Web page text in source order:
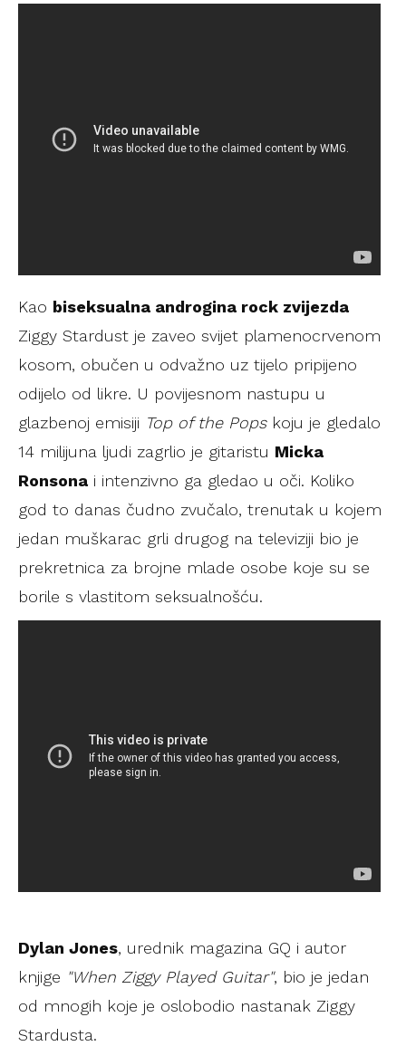
Kao biseksualna androgina rock zvijezda
Ziggy Stardust je zaveo svijet plamenocrvenom
kosom, obučen u odvažno uz tijelo pripijeno
odijelo od likre. U povijesnom nastupu u
glazbenoj emisiji Top of the Popskoju je gledalo
14 milijuna ljudi zagrlio je gitaristu Micka
Ronsona i intenzivno ga gledao u oči. Koliko
god to danas čudno zvučalo, trenutak u kojem
jedan muškarac grli drugog na televiziji bio je
prekretnica za brojne mlade osobe koje su se
borile s vlastitom seksualnošću.
Dylan Jones, urednik magazina GQ i autor
knjige "When Ziggy Played Guitar", bio je jedan
od mnogih koje je oslobodio nastanak Ziggy
Stardusta.